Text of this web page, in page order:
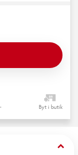
Byt i butik
keyboard_arrow_down